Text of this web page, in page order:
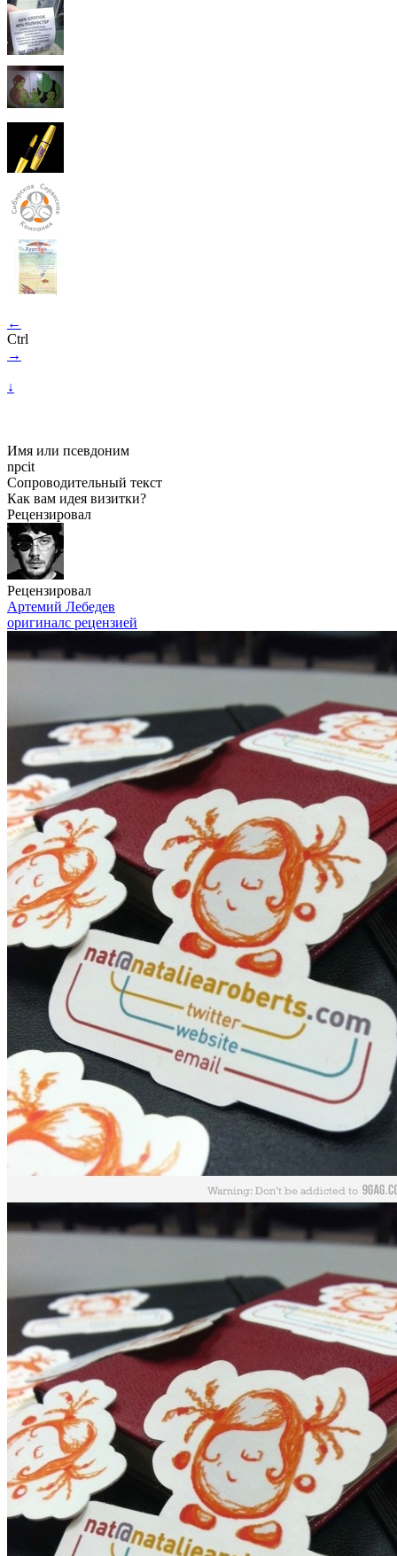
←
Ctrl
→
↓
Имя или псевдоним
npcit
Сопроводительный текст
Как вам идея визитки?
Рецензировал
Рецензировал
Артемий Лебедев
оригиналс рецензией